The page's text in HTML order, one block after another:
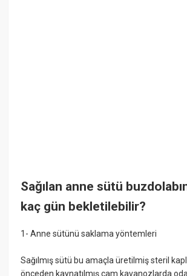
Sağılan anne sütü
kaç gün bekletilebilir?
1- Anne sütünü saklama yöntemleri
Sağılmış sütü bu amaçla üretilmiş steril
önceden kaynatılmış cam kavanozlarda oda